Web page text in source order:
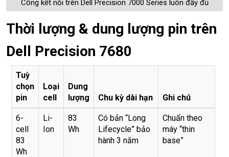
Cổng kết nối trên Dell Precision 7000 Series luôn đầy đủ
Thời lượng & dung lượng pin trên
Dell Precision 7680
Tuỳ
chọn
pin
Loại
cell
Dung
lượng
Chu kỳ dài hạn Ghi chú
6-
cell
83
Wh
Li-
Ion
83
Wh
Có bản “Long
Lifecycle” bảo
hành 3 năm
Chuẩn theo
máy “thin
base”